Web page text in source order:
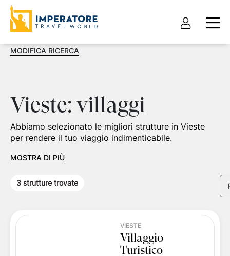
MODIFICA RICERCA
Vieste: villaggi
Abbiamo selezionato le migliori strutture in Vieste
per rendere il tuo viaggio indimenticabile.
MOSTRA DI PIÙ
3 strutture trovate
VIESTE
Villaggio
Turistico